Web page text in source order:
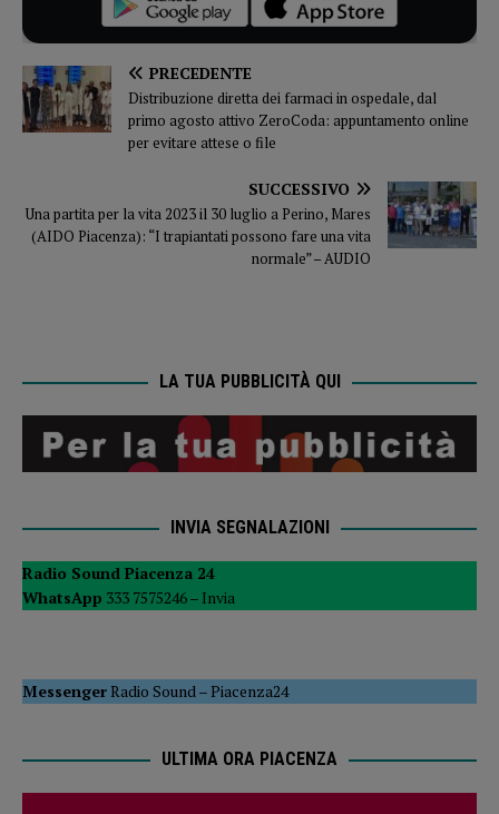
PRECEDENTE
Distribuzione diretta dei farmaci in ospedale, dal
primo agosto attivo ZeroCoda: appuntamento online
per evitare attese o file
SUCCESSIVO
Una partita per la vita 2023 il 30 luglio a Perino, Mares
(AIDO Piacenza): “I trapiantati possono fare una vita
normale” – AUDIO
LA TUA PUBBLICITÀ QUI
INVIA SEGNALAZIONI
Radio Sound Piacenza 24
WhatsApp 333 7575246 – Invia
MessengerRadio Sound –Piacenza24
ULTIMA ORA PIACENZA